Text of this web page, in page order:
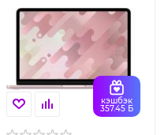
кэшбэк
357.45 Б